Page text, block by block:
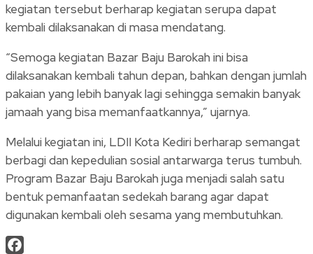
kegiatan tersebut berharap kegiatan serupa dapat
kembali dilaksanakan di masa mendatang.
“Semoga kegiatan Bazar Baju Barokah ini bisa
dilaksanakan kembali tahun depan, bahkan dengan jumlah
pakaian yang lebih banyak lagi sehingga semakin banyak
jamaah yang bisa memanfaatkannya,” ujarnya.
Melalui kegiatan ini, LDII Kota Kediri berharap semangat
berbagi dan kepedulian sosial antarwarga terus tumbuh.
Program Bazar Baju Barokah juga menjadi salah satu
bentuk pemanfaatan sedekah barang agar dapat
digunakan kembali oleh sesama yang membutuhkan.